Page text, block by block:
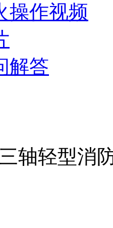
操作视频
解答
轴轻型消